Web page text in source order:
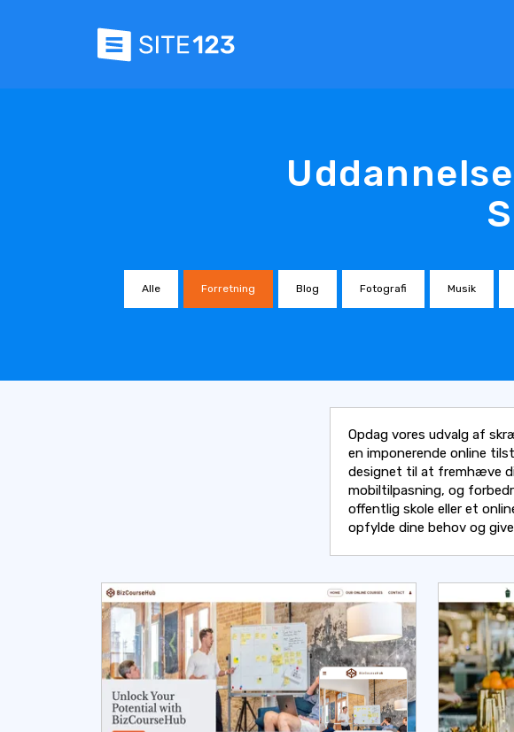
Alle Forretning Blog Fotografi Musik
Opdag vores udvalg af
en imponerende online
designet til at fremhæve
mobiltilpasning, og
offentlig skole eller et
opfylde dine behov og